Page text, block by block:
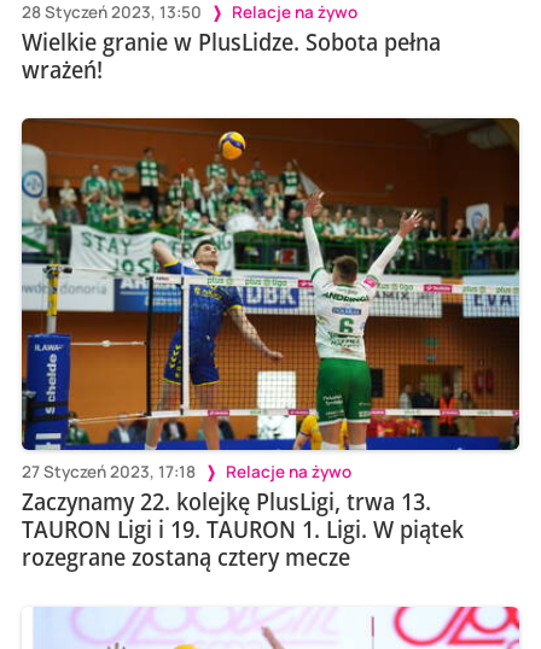
28 Styczeń 2023, 13:50 Relacje na żywo
Wielkie granie w PlusLidze. Sobota pełna
wrażeń!
27 Styczeń 2023, 17:18 Relacje na żywo
Zaczynamy 22. kolejkę PlusLigi, trwa 13.
TAURON Ligi i 19. TAURON 1. Ligi. W piątek
rozegrane zostaną cztery mecze